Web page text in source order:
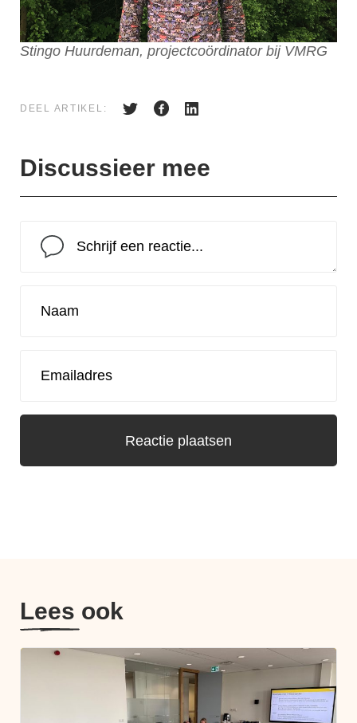
Stingo Huurdeman, projectcoördinator bij VMRG
DEEL ARTIKEL:
Discussieer mee
Lees ook